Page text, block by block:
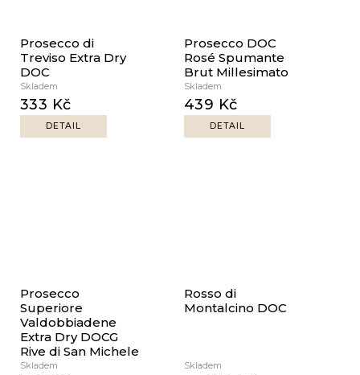
Prosecco di
Treviso Extra Dry
DOC
Skladem
333 Kč
DETAIL
Prosecco DOC
Rosé Spumante
Brut Millesimato
Skladem
439 Kč
DETAIL
Prosecco
Superiore
Valdobbiadene
Extra Dry DOCG
Rive di San Michele
Skladem
Rosso di
Montalcino DOC
Skladem